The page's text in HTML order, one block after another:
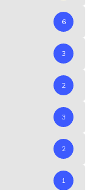
6
3
2
3
2
1